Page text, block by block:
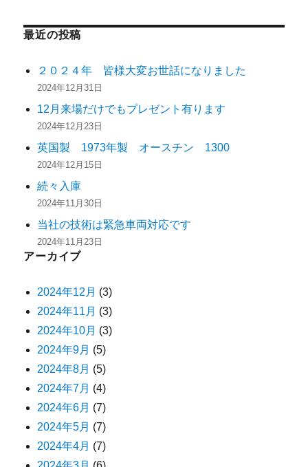
最近の投稿
２０２４年 皆様大変お世話になりました
2024年12月31日
12月来場だけでもプレゼント有ります
2024年12月23日
英国製 1973年製 オースチン 1300
2024年12月15日
続々入庫
2024年11月30日
当社の技術は緊急車両対応です
2024年11月23日
アーカイブ
2024年12月 (3)
2024年11月 (3)
2024年10月 (3)
2024年9月 (5)
2024年8月 (5)
2024年7月 (4)
2024年6月 (7)
2024年5月 (7)
2024年4月 (7)